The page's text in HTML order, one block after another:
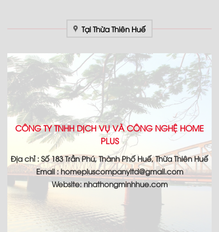
Tại Thừa Thiên Huế
CÔNG TY TNHH DỊCH VỤ VÀ CÔNG NGHỆ HOME
PLUS
Địa chỉ : Số 183 Trần Phú, Thành Phố Huế, Thừa Thiên Huế
Email : homepluscompanyltd@gmail.com
Website: nhathongminhhue.com